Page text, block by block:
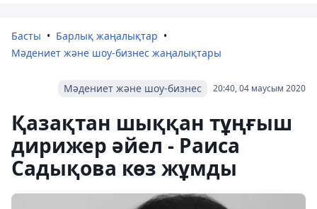
Басты
Барлық жаңалықтар
Мәдениет және шоу-бизнес жаңалықтары
20:40, 04 маусым 2020
Мәдениет және шоу-бизнес
Қазақтан шыққан тұңғыш
дирижер әйел - Раиса
Садықова көз жұмды